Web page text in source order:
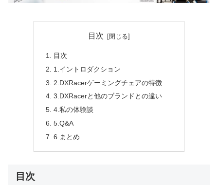
目次
目次
1.イントロダクション
2.DXRacerゲーミングチェアの特徴
3.DXRacerと他のブランドとの違い
4.私の体験談
5.Q&A
6.まとめ
目次